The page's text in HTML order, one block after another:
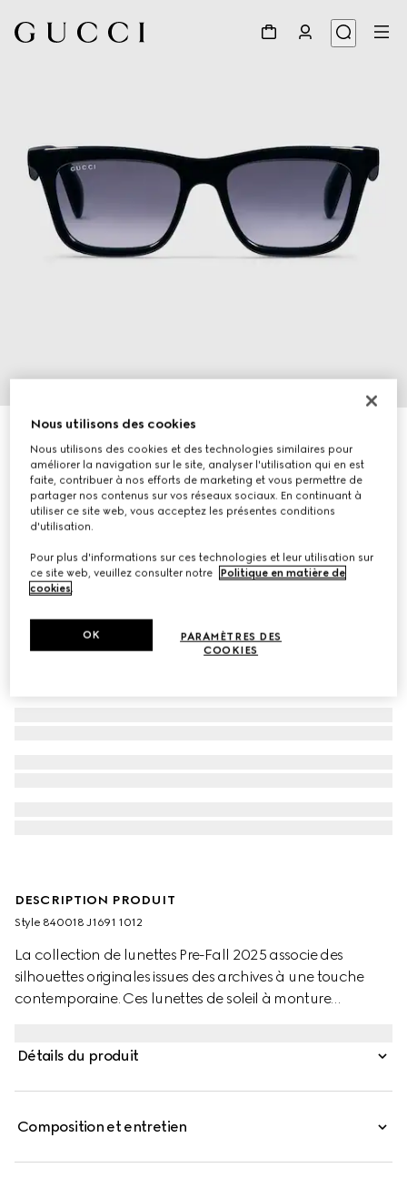
Lunettes de soleil rectangulaires
CA$435
Déclinaisons noir
DESCRIPTION PRODUIT
Style ‎840018 J1691 1012
La collection de lunettes Pre-Fall 2025 associe des
silhouettes originales issues des archives à une touche
contemporaine. Ces lunettes de soleil à monture
Détails du produit
Composition et entretien
Nous utilisons des cookies
Nous utilisons des cookies et des technologies similaires pour
améliorer la navigation sur le site, analyser l'utilisation qui en est
faite, contribuer à nos efforts de marketing et vous permettre de
partager nos contenus sur vos réseaux sociaux. En continuant à
utiliser ce site web, vous acceptez les présentes conditions
d'utilisation.
Pour plus d'informations sur ces technologies et leur utilisation sur
ce site web, veuillez consulter notre
Politique en matière de
cookies.
PARAMÈTRES DES
COOKIES
OK